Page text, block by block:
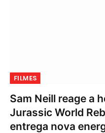
FILMES
Sam Neill reage a
Jurassic World
entrega nova